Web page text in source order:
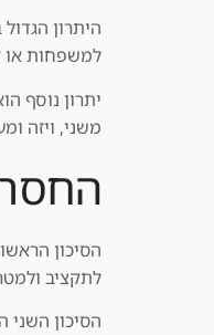
למשפחות או
יתרון נוסף
משני, ויזה
הסיכון
לתקציב
הסיכון